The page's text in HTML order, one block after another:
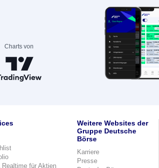
Charts von
Realtime für Aktien
Weitere Websites der
Gruppe Deutsche
Börse
Karriere
Presse